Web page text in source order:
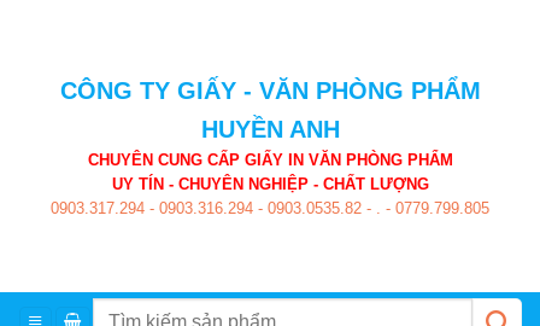
CÔNG TY GIẤY - VĂN PHÒNG PHẨM
HUYỀN ANH
CHUYÊN CUNG CẤP GIẤY IN VĂN PHÒNG PHẨM
UY TÍN - CHUYÊN NGHIỆP - CHẤT LƯỢNG
0903.317.294 - 0903.316.294 - 0903.0535.82 - . - 0779.799.805